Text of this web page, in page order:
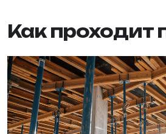
Как проходит